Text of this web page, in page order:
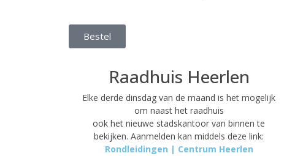
Bestel
Raadhuis Heerlen
Elke derde dinsdag van de maand is het mogelijk
om naast het raadhuis
ook het nieuwe stadskantoor van binnen te
bekijken. Aanmelden kan middels deze link:
Rondleidingen | Centrum Heerlen